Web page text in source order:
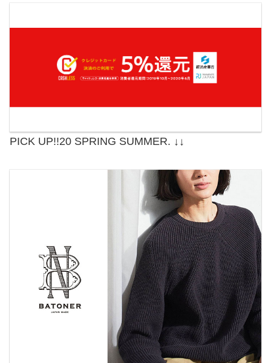
PICK UP!!20 SPRING SUMMER. ↓↓